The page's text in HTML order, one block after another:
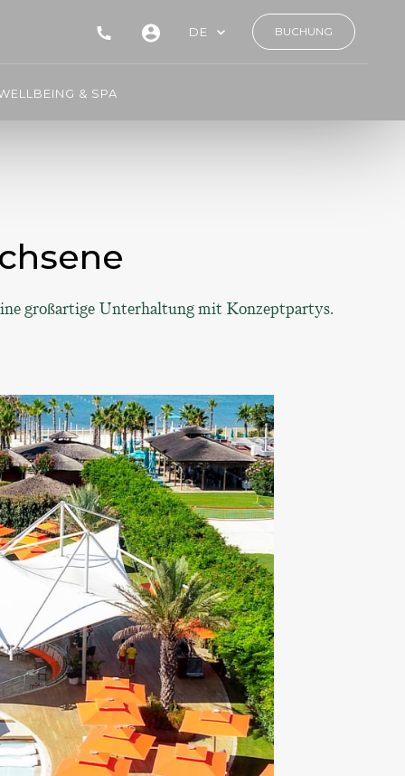
DE BUCHUNG
& SPA
großartige Unterhaltung mit Konzeptpartys.